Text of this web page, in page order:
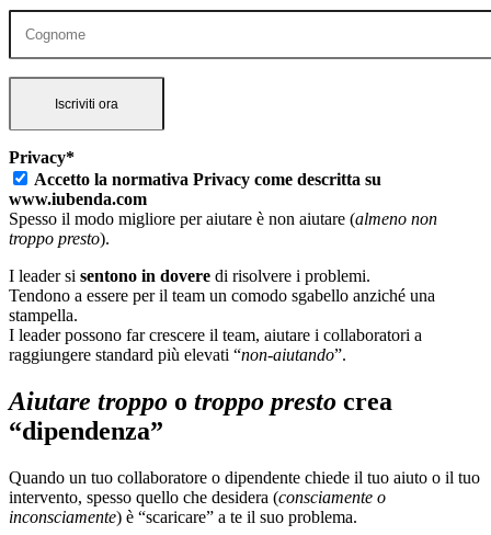
Privacy*
Accetto la normativa Privacy come descritta su
www.iubenda.com
Spesso il modo migliore per aiutare è non aiutare (almeno non
troppo presto).
I leader si sentono in dovere di risolvere i problemi.
Tendono a essere per il team un comodo sgabello anziché una
stampella.
I leader possono far crescere il team, aiutare i collaboratori a
raggiungere standard più elevati “non-aiutando”.
Aiutare troppo o troppo presto crea
“dipendenza”
Quando un tuo collaboratore o dipendente chiede il tuo aiuto o il tuo
intervento, spesso quello che desidera (consciamente o
inconsciamente) è “scaricare” a te il suo problema.